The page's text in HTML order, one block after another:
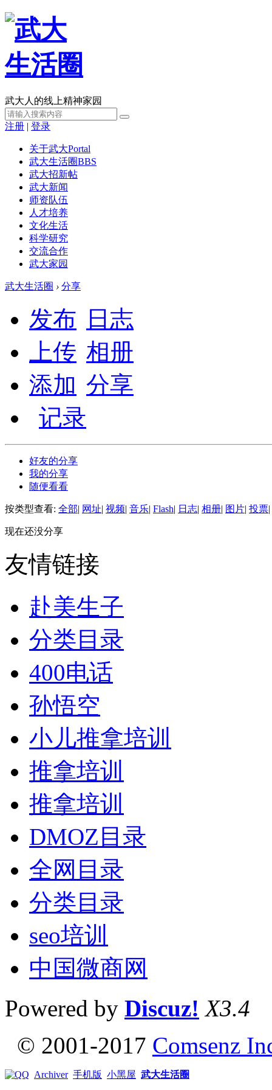
武大人的线上精神家园
注册 | 登录
关于武大Portal
武大生活圈BBS
武大招新帖
武大新闻
师资队伍
人才培养
文化生活
科学研究
交流合作
武大家园
武大生活圈 › 分享
发布
日志
上传 相册
添加 分享
记录
好友的分享
我的分享
随便看看
按类型查看: 全部| 网址| 视频| 音乐| Flash| 日志| 相册| 图片| 投票|
现在还没分享
友情链接
赴美生子
分类目录
400电话
孙悟空
小儿推拿培训
推拿培训
推拿培训
DMOZ目录
全网目录
分类目录
seo培训
中国微商网
Powered by Discuz! X3.4
© 2001-2017 Comsenz
Archiver 手机版 小黑屋 武大生活圈